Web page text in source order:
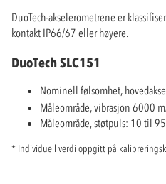
DuoTech-akselerometrene er
kontakt IP66/67 eller høyere.
DuoTech SLC151
Nominell følsomhet,
Måleområde, vibrasjon 6000
Måleområde, støtpuls: 10 til
* Individuell verdi oppgitt på